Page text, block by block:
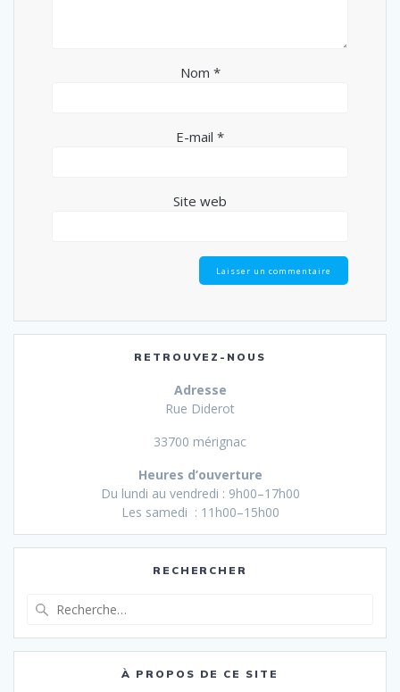
Nom *
E-mail *
Site web
RETROUVEZ-NOUS
Adresse
Rue Diderot
33700 mérignac
Heures d’ouverture
Du lundi au vendredi : 9h00–17h00
Les samedi : 11h00–15h00
RECHERCHER
:
À PROPOS DE CE SITE